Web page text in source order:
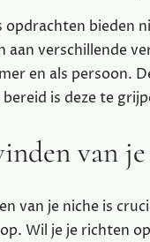
opdrachten bieden
aan verschillende
en als persoon.
is deze te
van
van je niche is
Wil je je richten